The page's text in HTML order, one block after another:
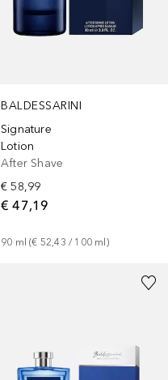
BALDESSARINI
Signature
Lotion
After Shave
€ 58,99
€ 47,19
90 ml (€ 52,43 / 100 ml )